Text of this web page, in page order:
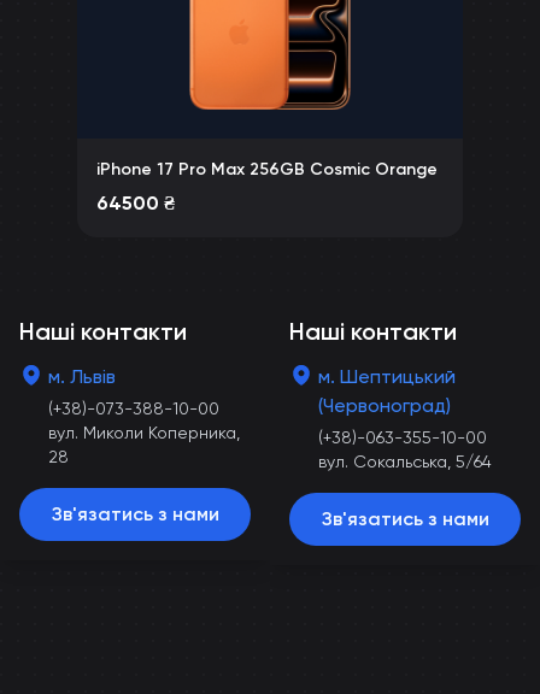
iPhone 17 Pro Max 256GB Cosmic Orange
64500 ₴
Наші контакти
м. Львів
(+38)-073-388-10-00
вул. Миколи Коперника,
28
Зв'язатись з нами
Наші контакти
м. Шептицький
(Червоноград)
(+38)-063-355-10-00
вул. Сокальська, 5/64
Зв'язатись з нами